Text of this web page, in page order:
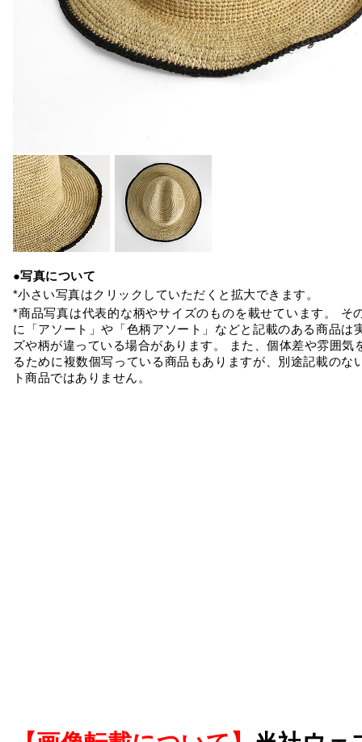
●写真について
*小さい写真はクリックしていただくと拡大できます。
*商品写真は代表的な柄やサイズのものを載せています。 そ
に「アソート」や「色柄アソート」などと記載のある商品は
ズや柄が違っている場合があります。 また、個体差や雰囲気
るために複数個写っている商品もありますが、別途記載のな
ト商品ではありません。